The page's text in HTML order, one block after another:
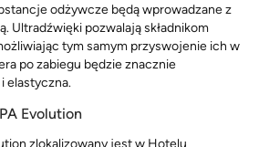
odżywcze będą wprowadzane z
Ultradźwięki pozwalają składnikom
tym samym przyswojenie ich w
po zabiegu będzie znacznie
elastyczna.
Evolution
zlokalizowany jest w Hotelu